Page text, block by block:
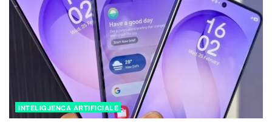
INTELIGJENCA ARTIFICIALE